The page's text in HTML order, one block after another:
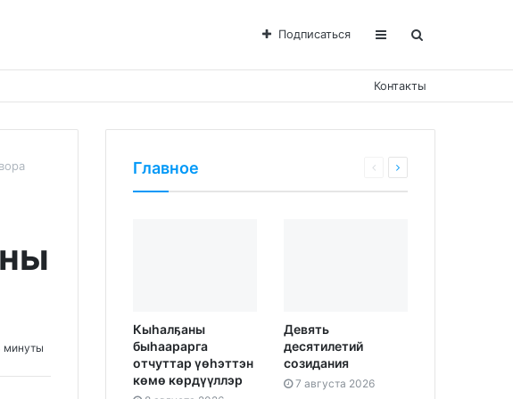
Подписаться
Контакты
минуты
Главное
Кыһалҕаны
быһаарарга
отчуттар үөһэттэн
көмө көрдүүллэр
Девять
десятилетий
созидания
7 августа 2026